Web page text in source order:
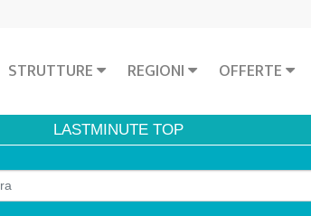
STRUTTURE REGIONI OFFERTE
LASTMINUTE TOP